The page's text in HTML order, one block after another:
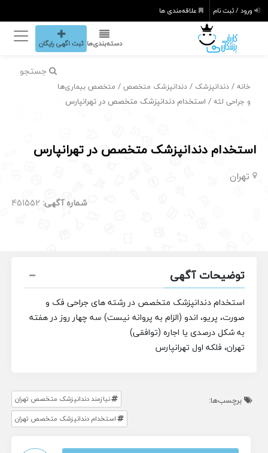
ورود / ثبت نام علاقه‌مندی ها
دسته‌بندی‌ها ثبت اگهی رایگان
جستجو
خانه /دندانپزشک /دندانپزشک متخصص / متخصص بیماری‌ها
و جراحی لثه / استخدام دندانپزشک متخصص در تهرانپارس
استخدام دندانپزشک متخصص در تهرانپارس
تهران
شماره آگهی: 451552
توضیحات آگهی
استخدام دندانپزشک متخصص در رشته های جراحی فک و
صورت، پریو، اندو (الزام به پروانه نیست) سه چهار روز در هفته
به شکل درصدی یا اجاره (توافقی)
تهران، فلکه اول تهرانپارس
برچسب‌ها:
نیازمند دندانپزشک متخصص تهران
استخدام دندانپزشک متخصص تهران